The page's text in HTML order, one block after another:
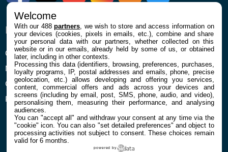
ENTREPRISE
Qui sommes nous
Mentions légales et CGU
Confidentialité et Cookies
Préférences cookies
À PROPOS
La rédaction
Contact
Welcome
With our 488partners , we wish to store and access information on
your devices (cookies, pixels in emails, etc.), combine and share
your personal data with our partners, whether collected on this
website or in our emails, already held by some of us, or obtained
later, including in other contexts.
Processing this data (identifiers, browsing, preferences, purchases,
loyalty programs, IP, postal addresses and emails, phone, precise
geolocation, etc.) allows developing and offering you services,
content, commercial offers and ads across your devices and
screens (including by email, post, SMS, phone, audio, and video),
personalising them, measuring their performance, and analysing
audiences.
You can "accept all" and withdraw your consent at any time via the
"cookie" icon. You can also "set detailed preferences" and object to
processing activities not subject to consent. These choices remain
valid for 6 months.
powered by